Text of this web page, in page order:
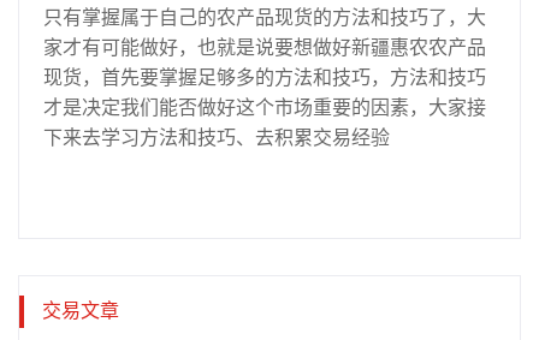
只有掌握属于自己的农产品现货的方法和技巧了，大
家才有可能做好，也就是说要想做好新疆惠农农产品
现货，首先要掌握足够多的方法和技巧，方法和技巧
才是决定我们能否做好这个市场重要的因素，大家接
下来去学习方法和技巧、去积累交易经验
交易文章